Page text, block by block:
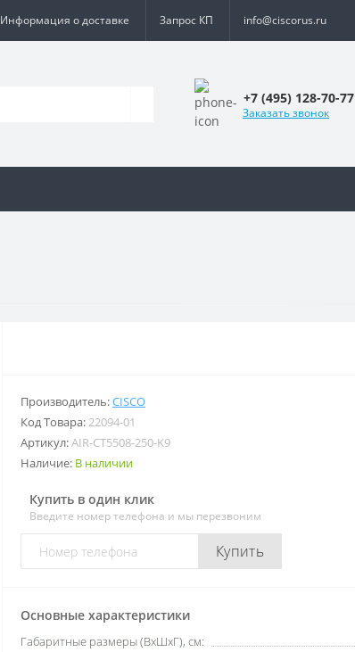
Информация о доставке Запрос КП info@ciscorus.ru
+7 (495) 128-70-77
Заказать звонок
Производитель:CISCO
Код Товара:22094-01
Артикул:AIR-CT5508-250-K9
Наличие: В наличии
Купить в один клик
Введите номер телефона и мы перезвоним
Купить
Основные характеристики
Габаритные размеры (ВхШхГ), см: